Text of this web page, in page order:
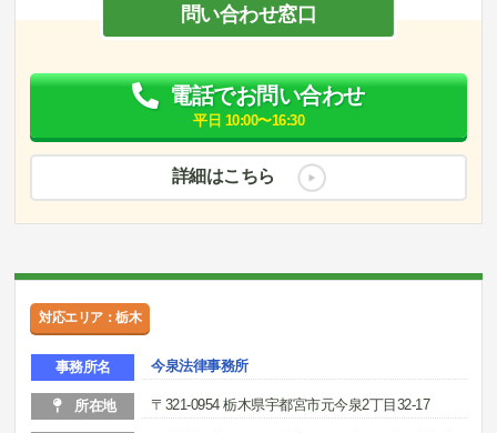
問い合わせ窓口
電話でお問い合わせ
平日 10:00〜16:30
詳細はこちら
対応エリア：栃木
事務所名 今泉法律事務所
所在地 〒321-0954 栃木県宇都宮市元今泉2丁目32-17